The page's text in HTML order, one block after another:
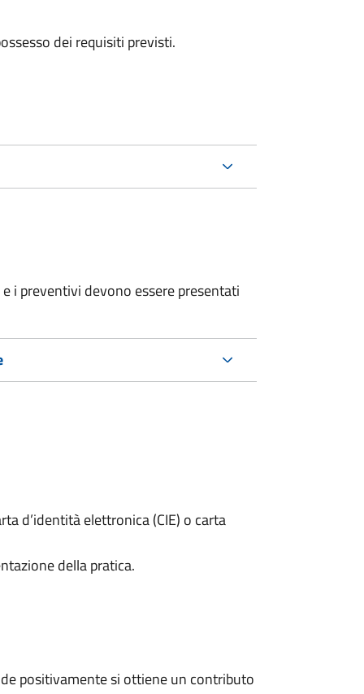
dei requisiti previsti.
i preventivi devono essere presentati
d’identità elettronica (CIE) o carta
della pratica.
positivamente si ottiene un contributo